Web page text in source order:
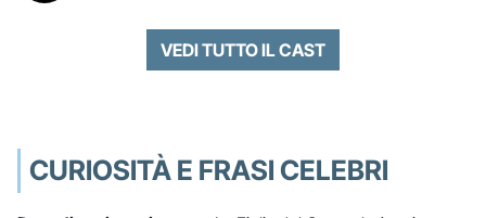
VEDI TUTTO IL CAST
CURIOSITÀ E FRASI CELEBRI